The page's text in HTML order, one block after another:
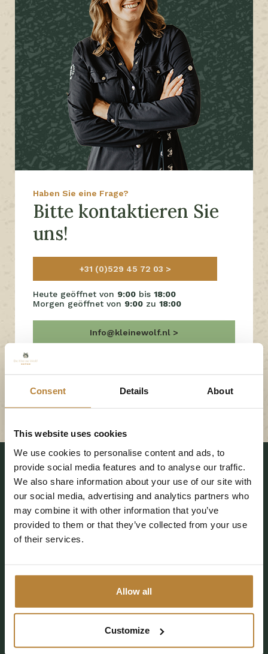
Consent Details About
This website uses cookies
We use cookies to personalise content and ads, to
provide social media features and to analyse our traffic.
We also share information about your use of our site with
our social media, advertising and analytics partners who
may combine it with other information that you’ve
provided to them or that they’ve collected from your use
of their services.
Allow all
Customize
Haben Sie eine Frage?
Bitte kontaktieren Sie
uns!
+31 (0)529 45 72 03
Heute geöffnet von 9:00 bis 18:00
Morgen geöffnet von 9:00 zu 18:00
Info@kleinewolf.nl
Chatten Sie über Facebook
De Kleine Wolf
Coevorderweg 25
0529 4572 03
Planen Sie Ihre Route